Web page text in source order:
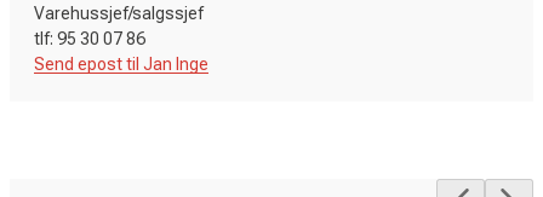
Varehussjef/salgssjef
Send epost til Jan Inge